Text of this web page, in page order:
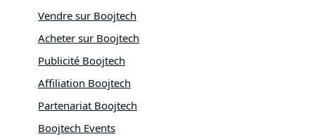
Vendre sur Boojtech
Acheter sur Boojtech
Publicité Boojtech
Affiliation Boojtech
Partenariat Boojtech
Boojtech Events